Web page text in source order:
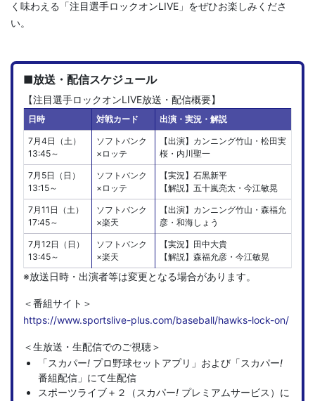
く味わえる「注目選手ロックオンLIVE」をぜひお楽しみくださ
い。
■放送・配信スケジュール
【注目選手ロックオンLIVE放送・配信概要】
日時 対戦カード 出演・実況・解説
7月4日（土）
13:45～
ソフトバンク
×ロッテ
【出演】カンニング竹山・松田実
桜・内川聖一
7月5日（日）
13:15～
ソフトバンク
×ロッテ
【実況】石黒新平
【解説】五十嵐亮太・今江敏晃
7月11日（土）
17:45～
ソフトバンク
×楽天
【出演】カンニング竹山・森福允
彦・和海しょう
7月12日（日）
13:45～
ソフトバンク
×楽天
【実況】田中大貴
【解説】森福允彦・今江敏晃
※放送日時・出演者等は変更となる場合があります。
＜番組サイト＞
https://www.sportslive-plus.com/baseball/hawks-lock-on/
＜生放送・生配信でのご視聴＞
「スカパー! プロ野球セットアプリ」および「スカパー!
番組配信」にて生配信
スポーツライブ＋２（スカパー! プレミアムサービス）に